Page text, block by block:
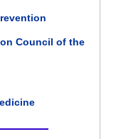
Council of the